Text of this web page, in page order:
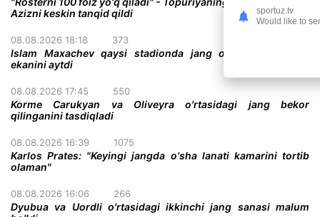
Azizni keskin tanqid qildi
08.08.2026 18:18 373
Islam Maxachev qaysi stadionda jang o'tkazish istagida
ekanini aytdi
08.08.2026 17:45 550
Korme Carukyan va Oliveyra o'rtasidagi jang bekor
qilinganini tasdiqladi
08.08.2026 16:39 1075
Karlos Prates: "Keyingi jangda o'sha lanati kamarini tortib
olaman"
08.08.2026 16:06 266
Dyubua va Uordli o'rtasidagi ikkinchi jang sanasi malum
sportuz.tv
Would like to